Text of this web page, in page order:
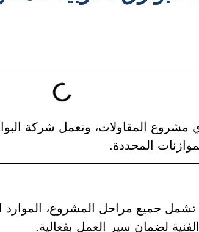
مشروع المقاولات، وتعمل شركة
المحددة.
جميع مراحل المشروع، الموارد
لضمان سير العمل بفعالية.